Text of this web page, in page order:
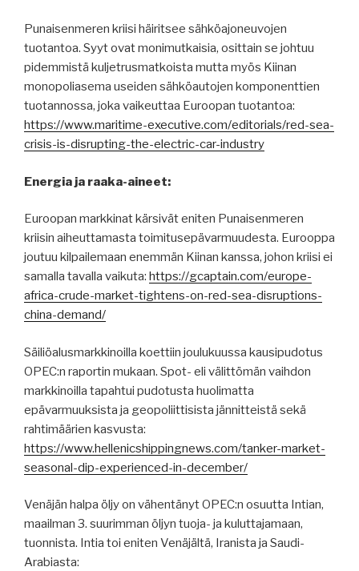
Punaisenmeren kriisi häiritsee sähköajoneuvojen
tuotantoa. Syyt ovat monimutkaisia, osittain se johtuu
pidemmistä kuljetrusmatkoista mutta myös Kiinan
monopoliasema useiden sähköautojen komponenttien
tuotannossa, joka vaikeuttaa Euroopan tuotantoa:
https://www.maritime-executive.com/editorials/red-sea-
crisis-is-disrupting-the-electric-car-industry
Energia ja raaka-aineet:
Euroopan markkinat kärsivät eniten Punaisenmeren
kriisin aiheuttamasta toimitusepävarmuudesta. Eurooppa
joutuu kilpailemaan enemmän Kiinan kanssa, johon kriisi ei
samalla tavalla vaikuta: https://gcaptain.com/europe-
africa-crude-market-tightens-on-red-sea-disruptions-
china-demand/
Säiliöalusmarkkinoilla koettiin joulukuussa kausipudotus
OPEC:n raportin mukaan. Spot- eli välittömän vaihdon
markkinoilla tapahtui pudotusta huolimatta
epävarmuuksista ja geopoliittisista jännitteistä sekä
rahtimäärien kasvusta:
https://www.hellenicshippingnews.com/tanker-market-
seasonal-dip-experienced-in-december/
Venäjän halpa öljy on vähentänyt OPEC:n osuutta Intian,
maailman 3. suurimman öljyn tuoja- ja kuluttajamaan,
tuonnista. Intia toi eniten Venäjältä, Iranista ja Saudi-
Arabiasta: